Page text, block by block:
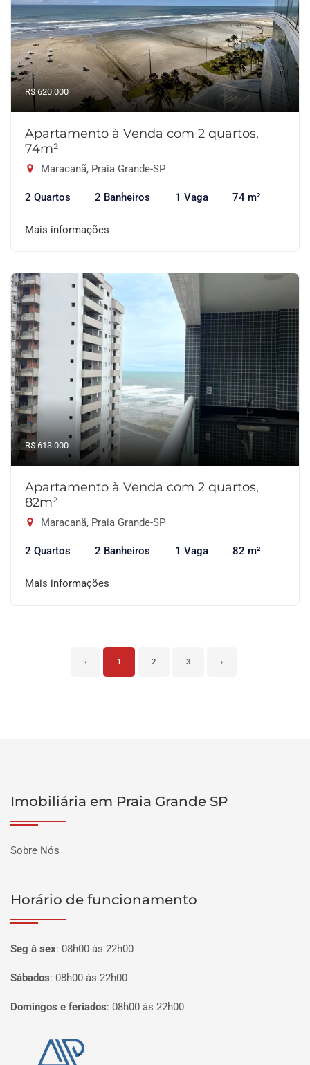
R$ 620.000
Apartamento à Venda com 2 quartos,
74m²
Maracanã, Praia Grande-SP
2 Quartos 2 Banheiros 1 Vaga 74 m²
Mais informações
R$ 613.000
Apartamento à Venda com 2 quartos,
82m²
Maracanã, Praia Grande-SP
2 Quartos 2 Banheiros 1 Vaga 82 m²
Mais informações
‹ 1 2 3 ›
Imobiliária em Praia Grande SP
Sobre Nós
Horário de funcionamento
Seg à sex: 08h00 às 22h00
Sábados: 08h00 às 22h00
Domingos e feriados: 08h00 às 22h00
Página inicial